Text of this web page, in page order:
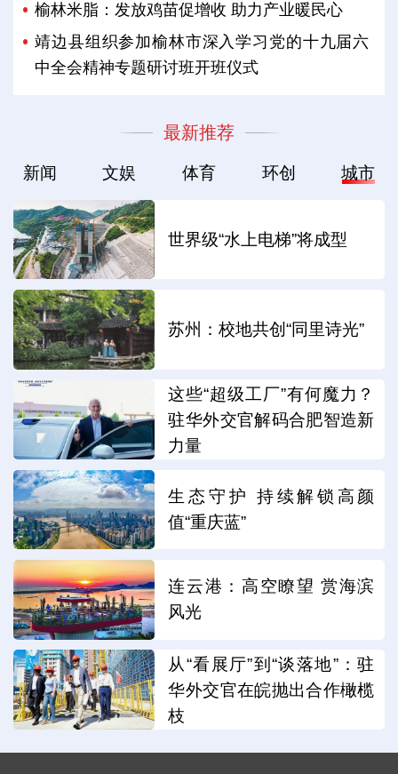
榆林米脂：发放鸡苗促增收 助力产业暖民心
靖边县组织参加榆林市深入学习党的十九届六
中全会精神专题研讨班开班仪式
最新推荐
新闻 文娱 体育 环创 城市
世界级“水上电梯”将成型
苏州：校地共创“同里诗光”
这些“超级工厂”有何魔力？
驻华外交官解码合肥智造新
力量
生态守护 持续解锁高颜
值“重庆蓝”
连云港：高空瞭望 赏海滨
风光
从“看展厅”到“谈落地”：驻
华外交官在皖抛出合作橄榄
枝